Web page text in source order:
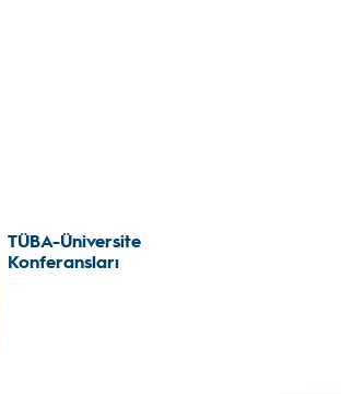
TÜBA-Üniversite
Konferansları